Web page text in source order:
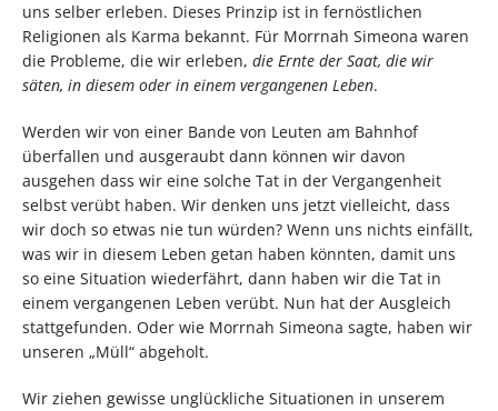
uns selber erleben. Dieses Prinzip ist in fernöstlichen
Religionen als Karma bekannt. Für Morrnah Simeona waren
die Probleme, die wir erleben, die Ernte der Saat, die wir
säten, in diesem oder in einem vergangenen Leben.
Werden wir von einer Bande von Leuten am Bahnhof
überfallen und ausgeraubt dann können wir davon
ausgehen dass wir eine solche Tat in der Vergangenheit
selbst verübt haben. Wir denken uns jetzt vielleicht, dass
wir doch so etwas nie tun würden? Wenn uns nichts einfällt,
was wir in diesem Leben getan haben könnten, damit uns
so eine Situation wiederfährt, dann haben wir die Tat in
einem vergangenen Leben verübt. Nun hat der Ausgleich
stattgefunden. Oder wie Morrnah Simeona sagte, haben wir
unseren „Müll“ abgeholt.
Wir ziehen gewisse unglückliche Situationen in unserem